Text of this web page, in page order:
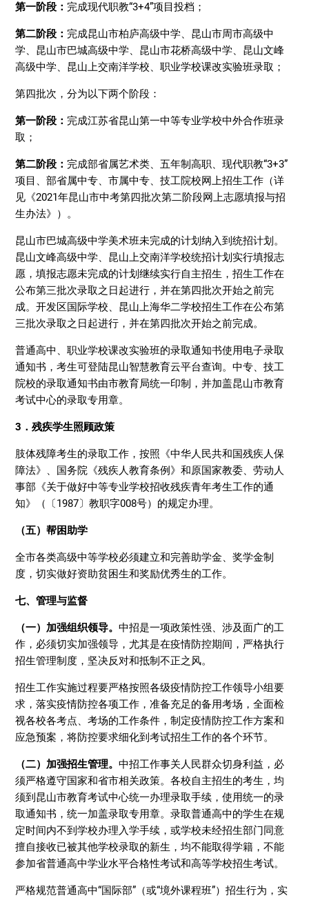
第一阶段： 完成现代职教“3+4”项目投档；
第二阶段： 完成昆山市柏庐高级中学、昆山市周市高级中
学、昆山市巴城高级中学、昆山市花桥高级中学、昆山文峰
高级中学、昆山上交南洋学校、职业学校课改实验班录取；
第四批次，分为以下两个阶段：
第一阶段： 完成江苏省昆山第一中等专业学校中外合作班录
取；
第二阶段： 完成部省属艺术类、五年制高职、现代职教“3+3”
项目、部省属中专、市属中专、技工院校网上招生工作（详
见《2021年昆山市中考第四批次第二阶段网上志愿填报与招
生办法》）。
昆山市巴城高级中学美术班未完成的计划纳入到统招计划。
昆山文峰高级中学、昆山上交南洋学校统招计划实行填报志
愿，填报志愿未完成的计划继续实行自主招生，招生工作在
公布第三批次录取之日起进行，并在第四批次开始之前完
成。开发区国际学校、昆山上海华二学校招生工作在公布第
三批次录取之日起进行，并在第四批次开始之前完成。
普通高中、职业学校课改实验班的录取通知书使用电子录取
通知书，考生可登陆昆山智慧教育云平台查询。中专、技工
院校的录取通知书由市教育局统一印制，并加盖昆山市教育
考试中心的录取专用章。
3．残疾学生照顾政策
肢体残障考生的录取工作，按照《中华人民共和国残疾人保
障法》、国务院《残疾人教育条例》和原国家教委、劳动人
事部《关于做好中等专业学校招收残疾青年考生工作的通
知》（〔1987〕教职字008号）的规定办理。
（五）帮困助学
全市各类高级中等学校必须建立和完善助学金、奖学金制
度，切实做好资助贫困生和奖励优秀生的工作。
七、管理与监督
（一）加强组织领导。 中招是一项政策性强、涉及面广的工
作，必须切实加强领导，尤其是在疫情防控期间，严格执行
招生管理制度，坚决反对和抵制不正之风。
招生工作实施过程要严格按照各级疫情防控工作领导小组要
求，落实疫情防控各项工作，准备充足的备用考场，全面检
视各校各考点、考场的工作条件，制定疫情防控工作方案和
应急预案，将防控要求细化到考试招生工作的各个环节。
（二）加强招生管理。 中招工作事关人民群众切身利益，必
须严格遵守国家和省市相关政策。各校自主招生的考生，均
须到昆山市教育考试中心统一办理录取手续，使用统一的录
取通知书，统一加盖录取专用章。录取普通高中的学生在规
定时间内不到学校办理入学手续，或学校未经招生部门同意
擅自接收已被其他学校录取的新生，均不能取得学籍，不能
参加省普通高中学业水平合格性考试和高等学校招生考试。
严格规范普通高中“国际部”（或“境外课程班”）招生行为，实